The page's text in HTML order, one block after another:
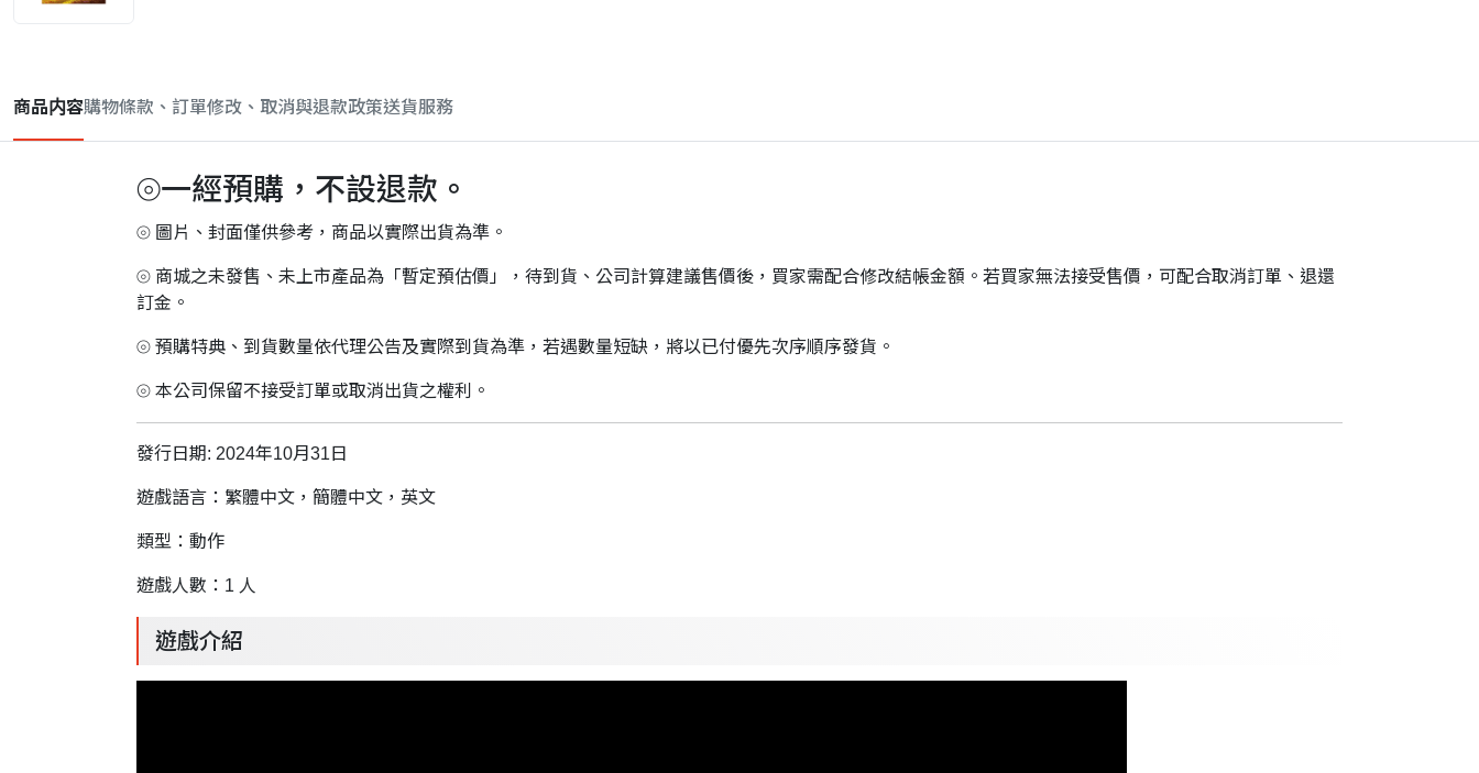
商品内容購物條款、訂單修改、取消與退款政策送貨服務
⦾一經預購，不設退款。
⦾ 圖片、封面僅供參考，商品以實際出貨為準。
⦾ 商城之未發售、未上市產品為「暫定預估價」，待到貨、公司計算建議售價後，買家需配合修改結帳金額。若買家無法接受售價，可配合取消訂單、退還
訂金。
⦾ 預購特典、到貨數量依代理公告及實際到貨為準，若遇數量短缺，將以已付優先次序順序發貨。
⦾ 本公司保留不接受訂單或取消出貨之權利。
發行日期: 2024年10月31日
遊戲語言：繁體中文，簡體中文，英文
類型：動作
遊戲人數：1 人
遊戲介紹